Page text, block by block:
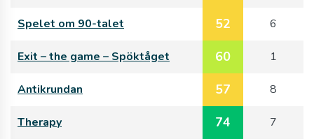
Spelet om 90-talet 52 6
Exit – the game – Spöktåget 60 1
Antikrundan 57 8
Therapy 74 7